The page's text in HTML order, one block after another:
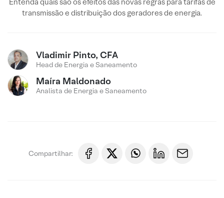
transmissão e distribuição dos geradores de energia.
Vladimir Pinto, CFA
Head de Energia e Saneamento
Maíra Maldonado
Analista de Energia e Saneamento
Compartilhar: